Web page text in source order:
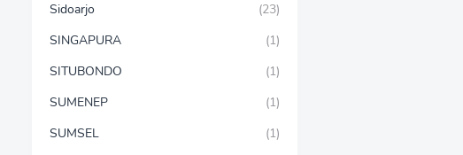
Sidoarjo
(23)
SINGAPURA
(1)
SITUBONDO
(1)
SUMENEP
(1)
SUMSEL
(1)